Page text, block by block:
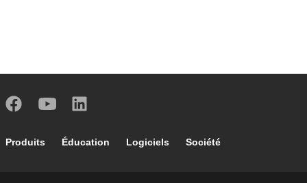
Footer main navigation
Produits Éducation Logiciels Société